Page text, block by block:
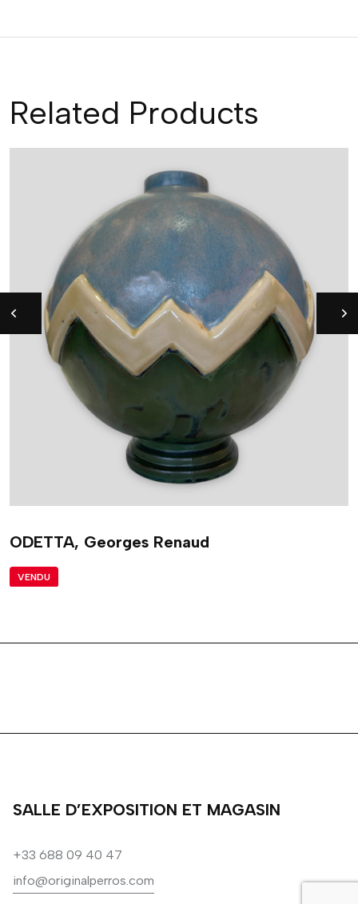
Related Products
ODETTA, Georges Renaud
VENDU
SALLE D’EXPOSITION ET MAGASIN
+33 688 09 40 47
info@originalperros.com